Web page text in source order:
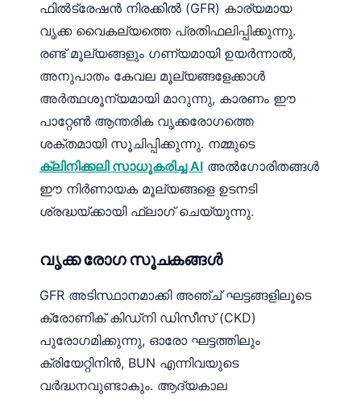
ഫിൽട്രേഷൻ നിരക്കിൽ (GFR) കാര്യമായ
വൃക്ക വൈകല്യത്തെ പ്രതിഫലിപ്പിക്കുന്നു.
രണ്ട് മൂല്യങ്ങളും ഗണ്യമായി ഉയർന്നാൽ,
അനുപാതം കേവല മൂല്യങ്ങളേക്കാൾ
അർത്ഥശൂന്യമായി മാറുന്നു, കാരണം ഈ
പാറ്റേൺ ആന്തരിക വൃക്കരോഗത്തെ
ശക്തമായി സൂചിപ്പിക്കുന്നു. നമ്മുടെ
ക്ലിനിക്കലി സാധൂകരിച്ച AI അൽഗോരിതങ്ങൾ
ഈ നിർണായക മൂല്യങ്ങളെ ഉടനടി
ശ്രദ്ധയ്ക്കായി ഫ്ലാഗ് ചെയ്യുന്നു.
വൃക്ക രോഗ സൂചകങ്ങൾ
GFR അടിസ്ഥാനമാക്കി അഞ്ച് ഘട്ടങ്ങളിലൂടെ
ക്രോണിക് കിഡ്‌നി ഡിസീസ് (CKD)
പുരോഗമിക്കുന്നു, ഓരോ ഘട്ടത്തിലും
ക്രിയേറ്റിനിൻ, BUN എന്നിവയുടെ
വർദ്ധനവുണ്ടാകും. ആദ്യകാല